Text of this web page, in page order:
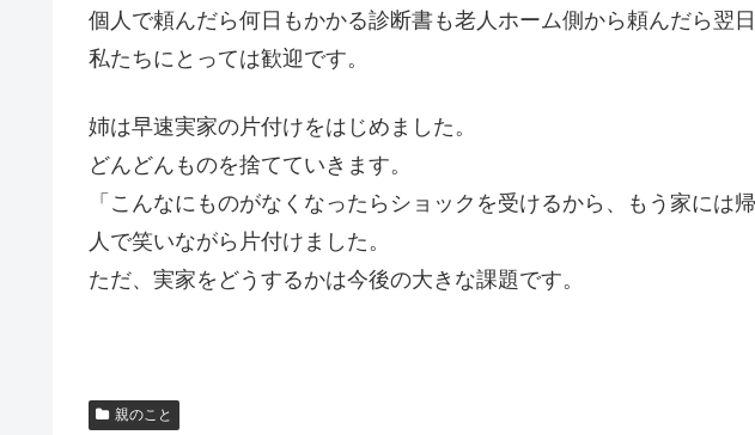
個人で頼んだら何日もかかる診断書も老人ホーム側から頼んだら翌日
私たちにとっては歓迎です。
姉は早速実家の片付けをはじめました。
どんどんものを捨てていきます。
「こんなにものがなくなったらショックを受けるから、もう家には
人で笑いながら片付けました。
ただ、実家をどうするかは今後の大きな課題です。
親のこと